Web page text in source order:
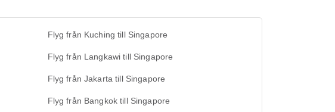
Flyg från Kuching till Singapore
Flyg från Langkawi till Singapore
Flyg från Jakarta till Singapore
Flyg från Bangkok till Singapore